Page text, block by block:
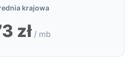
krajowa
zł / mb